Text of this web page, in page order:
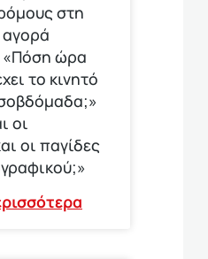
στη
αγορά
«Πόση ώρα
το κινητό
οι
οι παγίδες